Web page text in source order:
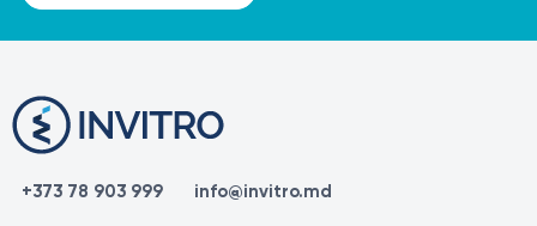
+373 78 903 999 info@invitro.md